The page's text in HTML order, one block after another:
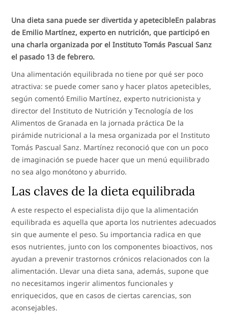
Una dieta sana puede ser divertida y apetecibleEn palabras
de Emilio Martínez, experto en nutrición, que participó en
una charla organizada por el Instituto Tomás Pascual Sanz
el pasado 13 de febrero.
Una alimentación equilibrada no tiene por qué ser poco
atractiva: se puede comer sano y hacer platos apetecibles,
según comentó Emilio Martínez, experto nutricionista y
director del Instituto de Nutrición y Tecnología de los
Alimentos de Granada en la jornada práctica De la
pirámide nutricional a la mesa organizada por el Instituto
Tomás Pascual Sanz. Martínez reconoció que con un poco
de imaginación se puede hacer que un menú equilibrado
no sea algo monótono y aburrido.
Las claves de la dieta equilibrada
A este respecto el especialista dijo que la alimentación
equilibrada es aquella que aporta los nutrientes adecuados
sin que aumente el peso. Su importancia radica en que
esos nutrientes, junto con los componentes bioactivos, nos
ayudan a prevenir trastornos crónicos relacionados con la
alimentación. Llevar una dieta sana, además, supone que
no necesitamos ingerir alimentos funcionales y
enriquecidos, que en casos de ciertas carencias, son
aconsejables.